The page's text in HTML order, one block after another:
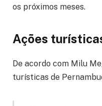
os próximos meses.
Ações
De acordo com Milu
turísticas de